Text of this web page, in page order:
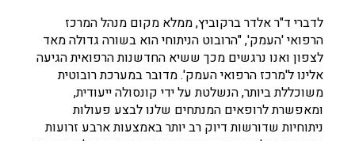
לדברי ד"ר אלדר ברקוביץ, ממלא מקום מנהל המרכז
הרפואי 'העמק', "הרובוט הניתוחי הוא בשורה גדולה מאד
לצפון ואנו נרגשים מכך ששיא החדשנות הרפואית הגיעה
אלינו ל'מרכז הרפואי העמק'. מדובר במערכת רובוטית
משוכללת ביותר, הנשלטת על ידי קונסולה ייעודית,
ומאפשרת לרופאים המנתחים שלנו לבצע פעולות
ניתוחיות שדורשות דיוק רב יותר באמצעות ארבע זרועות